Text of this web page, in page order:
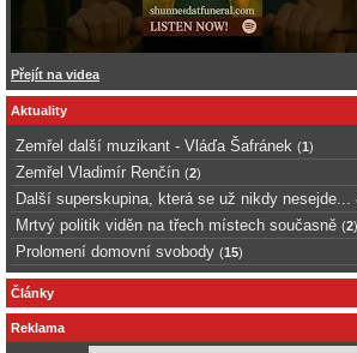
Přejít na videa
Aktuality
Zemřel další muzikant - Vláďa Šafránek (1)
Zemřel Vladimír Renčín (2)
Další superskupina, která se už nikdy nesejde...
Mrtvý politik viděn na třech místech současně (2)
Prolomení domovní svobody (15)
Články
Reklama